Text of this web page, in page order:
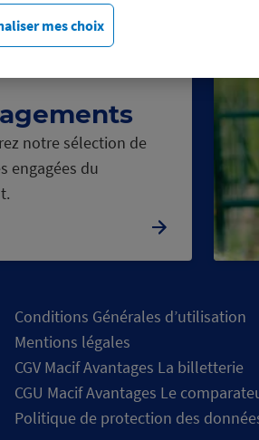
vos
pas
notre sélection de
engagées du
Conditions Générales d’utilisation
Mentions légales
CGV Macif Avantages La billetterie
CGU Macif Avantages Le
Politique de protection des
Chargement
cours
mes choix